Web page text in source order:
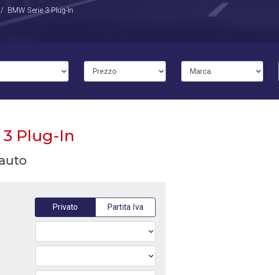
BMW Serie 3 Plug-In
3 Plug-In
Privato Partita Iva